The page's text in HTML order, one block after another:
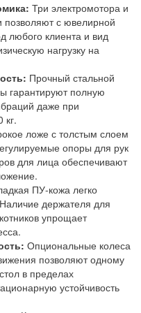
Три электромотора и
позволяют с ювелирной
любого клиента и вид
нагрузку на
Прочный стальной
гарантируют полную
даже при
кг.
ложе с толстым слоем
опоры для рук
для лица обеспечивают
ПУ-кожа легко
держателя для
упрощает
Опциональные колеса
позволяют одному
в пределах
устойчивость